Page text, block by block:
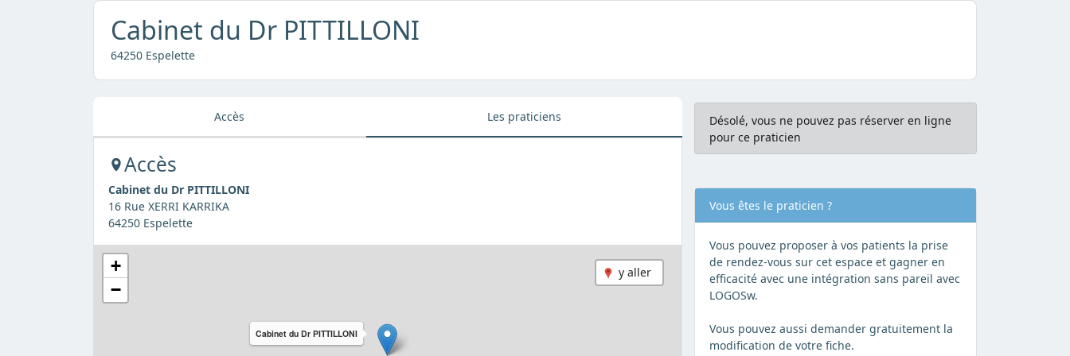
Cabinet du Dr PITTILLONI
64250 Espelette
Désolé, vous ne pouvez pas réserver en ligne
pour ce praticien
Vous êtes le praticien ?
Vous pouvez proposer à vos patients la prise
de rendez-vous sur cet espace et gagner en
efficacité avec une intégration sans pareil avec
LOGOSw.
Vous pouvez aussi demander gratuitement la
modification de votre fiche.
Accès Les praticiens
Accès
Cabinet du Dr PITTILLONI
16 Rue XERRI KARRIKA
64250 Espelette
y aller
Cabinet du Dr PITTILLONI
+
−